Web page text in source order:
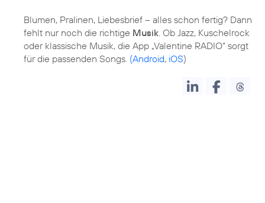
Blumen, Pralinen, Liebesbrief – alles schon fertig? Dann
fehlt nur noch die richtige Musik . Ob Jazz, Kuschelrock
oder klassische Musik, die App „Valentine RADIO“ sorgt
für die passenden Songs. (Android, iOS)